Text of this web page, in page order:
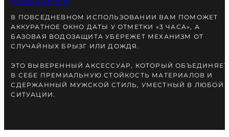
В ПОВСЕДНЕВНОМ ИСПОЛЬЗОВАНИИ ВАМ ПОМОЖЕТ
АККУРАТНОЕ ОКНО ДАТЫ У ОТМЕТКИ «3 ЧАСА», А
БАЗОВАЯ ВОДОЗАЩИТА УБЕРЕЖЕТ МЕХАНИЗМ ОТ
СЛУЧАЙНЫХ БРЫЗГ ИЛИ ДОЖДЯ.
ЭТО ВЫВЕРЕННЫЙ АКСЕССУАР, КОТОРЫЙ ОБЪЕДИНЯЕТ
В СЕБЕ ПРЕМИАЛЬНУЮ СТОЙКОСТЬ МАТЕРИАЛОВ И
СДЕРЖАННЫЙ МУЖСКОЙ СТИЛЬ, УМЕСТНЫЙ В ЛЮБОЙ
СИТУАЦИИ.